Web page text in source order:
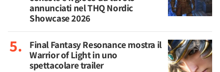
annunciati nel THQ Nordic
Showcase 2026
Final Fantasy Resonance mostra il
Warrior of Light in uno
spettacolare trailer